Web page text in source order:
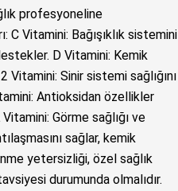
profesyoneline
C Vitamini: Bağışıklık sistemini
D Vitamini: Kemik
Vitamini: Sinir sistemi sağlığını
Antioksidan özellikler
Görme sağlığı ve
sağlar, kemik
yetersizliği, özel sağlık
durumunda olmalıdır.